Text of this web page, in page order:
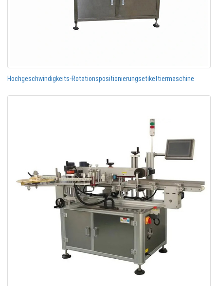
Hochgeschwindigkeits-Rotationspositionierungsetikettiermaschine